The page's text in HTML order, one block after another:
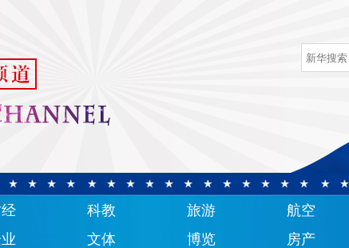
科教 旅游 航空
文体 博览 房产